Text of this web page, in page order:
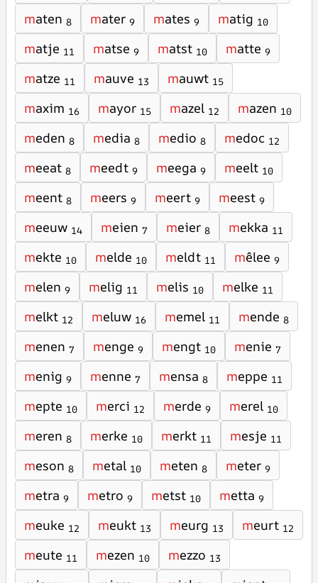
maten 8 mater 9 mates 9 matig 10
matje 11 matse 9 matst 10 matte 9
matze 11 mauve 13 mauwt 15
maxim 16 mayor 15 mazel 12 mazen 10
meden 8 media 8 medio 8 medoc 12
meeat 8 meedt 9 meega 9 meelt 10
meent 8 meers 9 meert 9 meest 9
meeuw 14 meien 7 meier 8 mekka 11
mekte 10 melde 10 meldt 11 mêlee 9
melen 9 melig 11 melis 10 melke 11
melkt 12 meluw 16 memel 11 mende 8
menen 7 menge 9 mengt 10 menie 7
menig 9 menne 7 mensa 8 meppe 11
mepte 10 merci 12 merde 9 merel 10
meren 8 merke 10 merkt 11 mesje 11
meson 8 metal 10 meten 8 meter 9
metra 9 metro 9 metst 10 metta 9
meuke 12 meukt 13 meurg 13 meurt 12
meute 11 mezen 10 mezzo 13